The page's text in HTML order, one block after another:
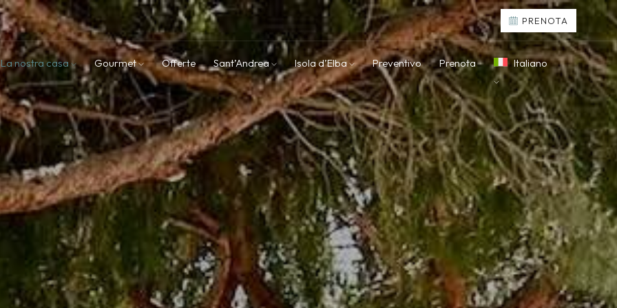
PRENOTA
La nostra casa Gourmet Offerte Sant’Andrea Isola d’Elba Preventivo Prenota Italiano